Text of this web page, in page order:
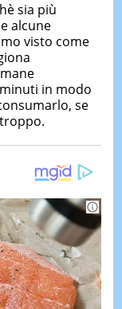
sia più
e alcune
visto come
in modo
se